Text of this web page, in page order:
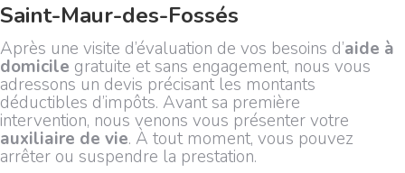
Saint-Maur-des-Fossés
Après une visite d’évaluation de vos besoins d’aide à
domicile gratuite et sans engagement, nous vous
adressons un devis précisant les montants
déductibles d’impôts. Avant sa première
intervention, nous venons vous présenter votre
auxiliaire de vie. À tout moment, vous pouvez
arrêter ou suspendre la prestation.